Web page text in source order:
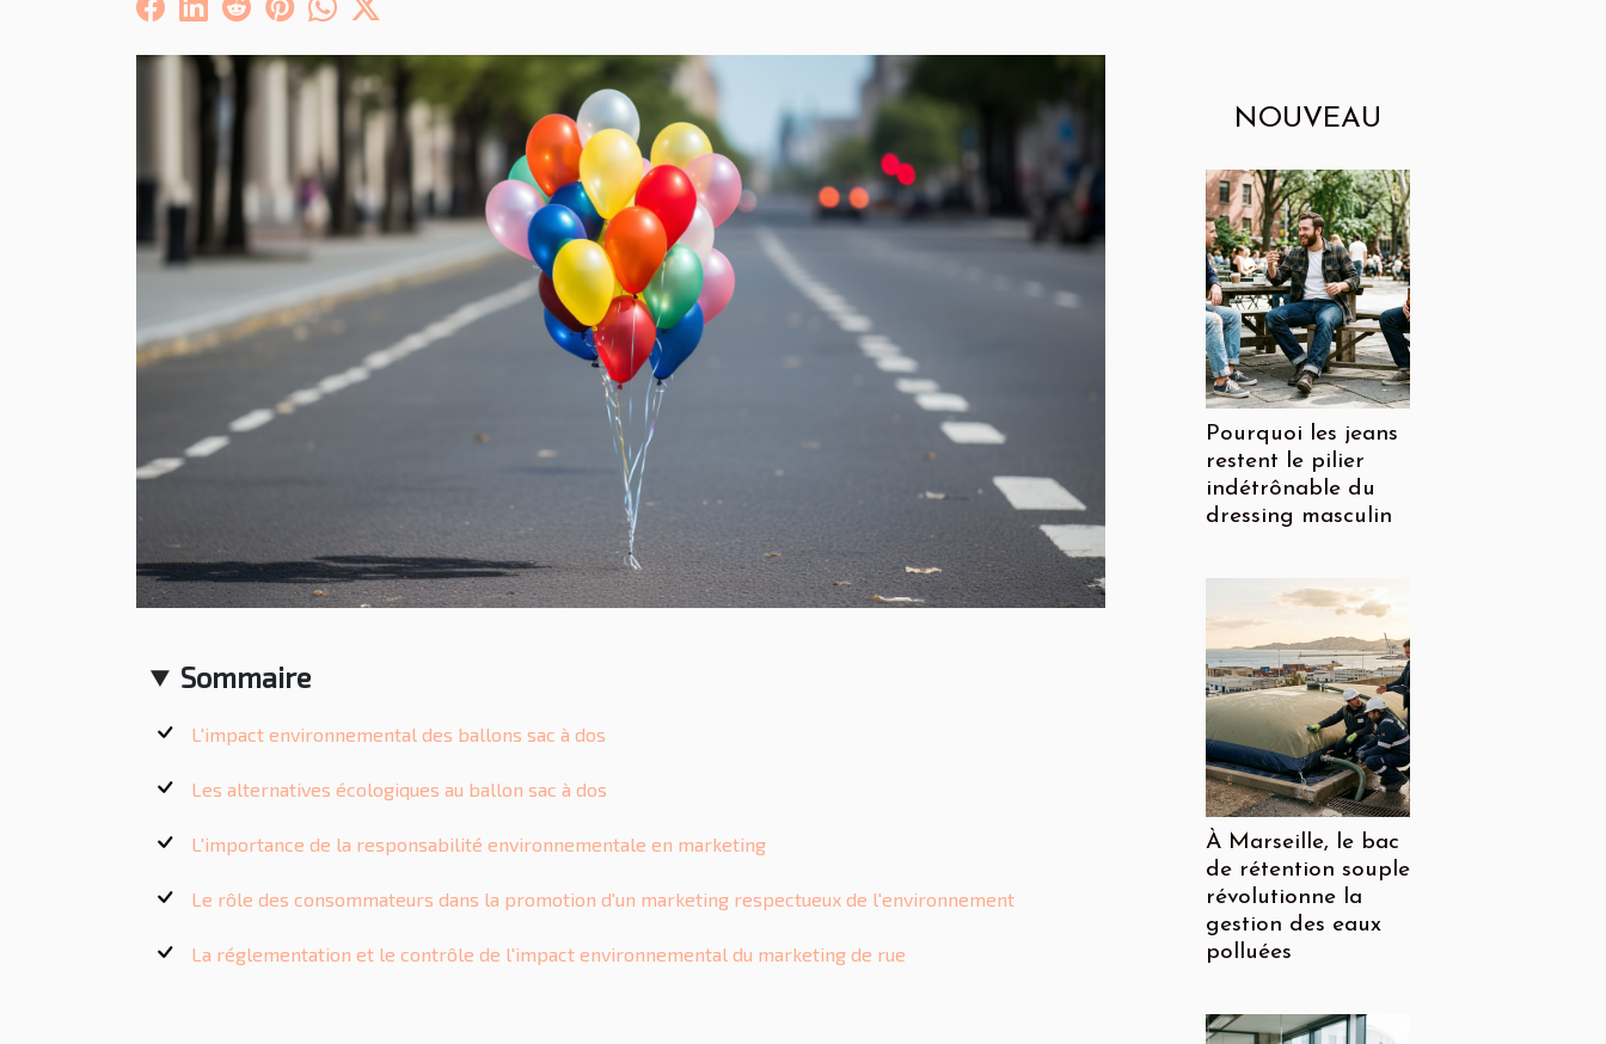
Sommaire
L'impact environnemental des ballons sac à dos
Les alternatives écologiques au ballon sac à dos
L'importance de la responsabilité environnementale en marketing
Le rôle des consommateurs dans la promotion d'un marketing respectueux de l'environnement
La réglementation et le contrôle de l'impact environnemental du marketing de rue
NOUVEAU
Pourquoi les jeans
restent le pilier
indétrônable du
dressing masculin
À Marseille, le bac
de rétention souple
révolutionne la
gestion des eaux
polluées